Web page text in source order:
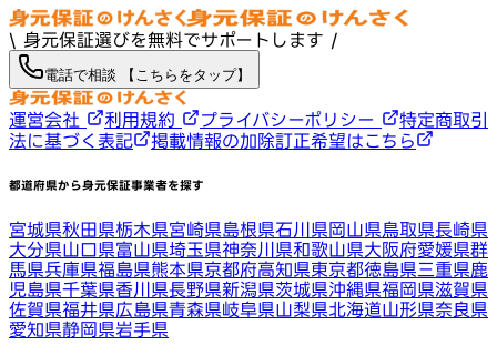
\ 身元保証選びを無料でサポートします /
電話で相談 【こちらをタップ】
運営会社 利用規約 プライバシーポリシー
特定商取引
法に基づく表記
掲載情報の加除訂正希望はこちら
都道府県から身元保証事業者を探す
宮城県秋田県栃木県宮崎県島根県石川県岡山県鳥取県長崎県
大分県山口県富山県埼玉県神奈川県和歌山県大阪府愛媛県群
馬県兵庫県福島県熊本県京都府高知県東京都徳島県三重県鹿
児島県千葉県香川県長野県新潟県茨城県沖縄県福岡県滋賀県
佐賀県福井県広島県青森県岐阜県山梨県北海道山形県奈良県
愛知県静岡県岩手県